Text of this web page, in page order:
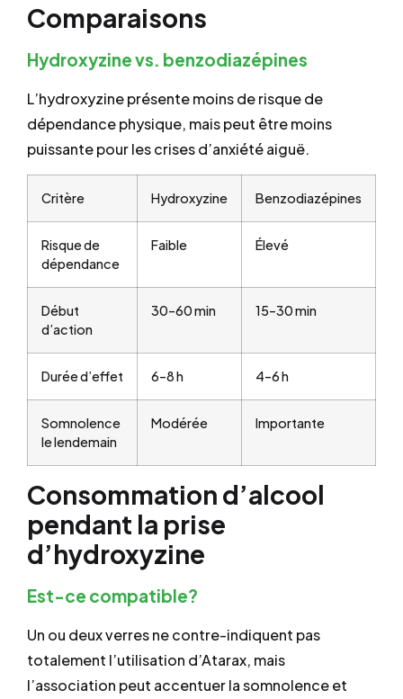
Comparaisons
Hydroxyzine vs. benzodiazépines
L’hydroxyzine présente moins de risque de
dépendance physique, mais peut être moins
puissante pour les crises d’anxiété aiguë.
Critère Hydroxyzine Benzodiazépines
Risque de
dépendance
Faible Élevé
Début
d’action
30–60 min 15–30 min
Durée d’effet 6–8 h 4–6 h
Somnolence
le lendemain
Modérée Importante
Consommation d’alcool
pendant la prise
d’hydroxyzine
Est-ce compatible?
Un ou deux verres ne contre-indiquent pas
totalement l’utilisation d’Atarax, mais
l’association peut accentuer la somnolence et